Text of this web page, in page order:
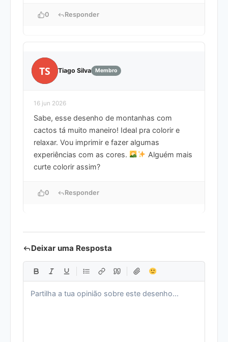
0 Responder
TS Tiago Silva Membro
16 jun 2026
Sabe, esse desenho de montanhas com
cactos tá muito maneiro! Ideal pra colorir e
relaxar. Vou imprimir e fazer algumas
experiências com as cores.
Alguém mais
curte colorir assim?
0 Responder
Deixar uma Resposta